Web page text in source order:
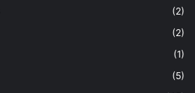
(2)
(2)
(1)
(5)